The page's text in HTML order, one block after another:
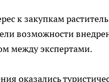
к закупкам
возможности
между экспертами.
оказались